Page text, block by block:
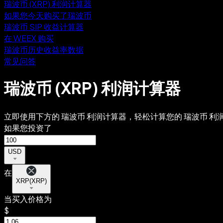
瑞波币 (XRP) 利润计算器
如果您今天购买了瑞波币
瑞波币 SIP 收益计算器
在 WEEX 购买
瑞波币历史收益率数据
常见问答
瑞波币 (XRP) 利润计算器
立即使用下方的 瑞波币 利润计算器，轻松计算您的 瑞波币 利
如果您投资了
USD
在
XRP(XRP)
当买入价格为
$